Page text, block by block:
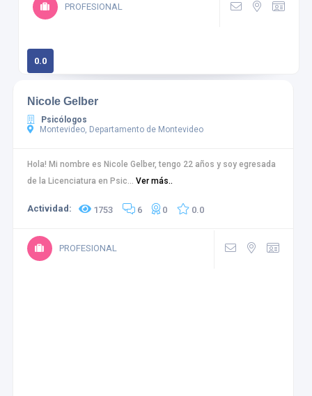
PROFESIONAL
0.0
Nicole Gelber
Psicólogos
Montevideo, Departamento de Montevideo
Hola! Mi nombre es Nicole Gelber, tengo 22 años y soy egresada
de la Licenciatura en Psic... Ver más..
Actividad: 1753 6 0 0.0
PROFESIONAL